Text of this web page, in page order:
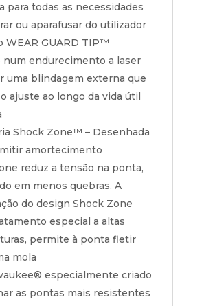
para todas as necessidades
ou aparafusar do utilizador
WEAR GUARD TIP™
num endurecimento a laser
uma blindagem externa que
ajuste ao longo da vida útil
Shock Zone™ – Desenhada
amortecimento
reduz a tensão na ponta,
em menos quebras. A
do design Shock Zone
especial a altas
permite à ponta fletir
mola
especialmente criado
as pontas mais resistentes